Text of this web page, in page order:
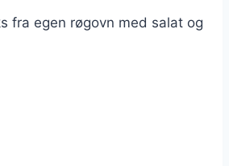
fra egen røgovn med salat og